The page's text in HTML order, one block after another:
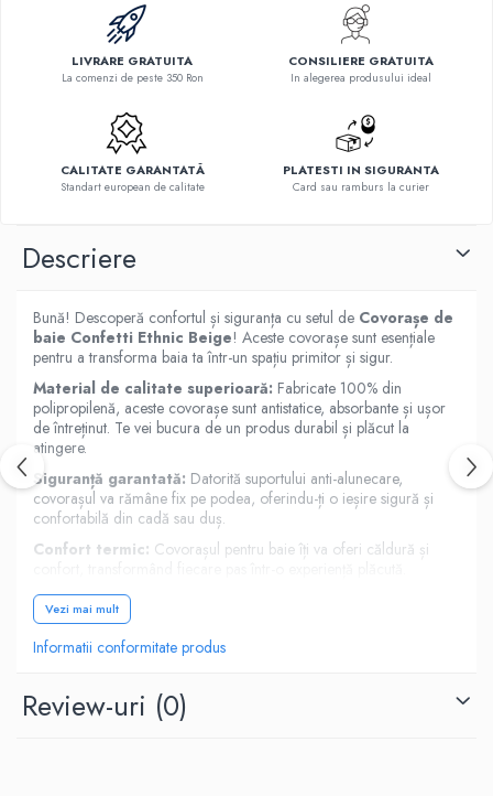
LIVRARE GRATUITA
La comenzi de peste 350 Ron
CONSILIERE GRATUITA
In alegerea produsului ideal
CALITATE GARANTATĂ
Standart european de calitate
PLATESTI IN SIGURANTA
Card sau ramburs la curier
Descriere
Bună! Descoperă confortul și siguranța cu setul de Covorașe de
baie Confetti Ethnic Beige! Aceste covorașe sunt esențiale
pentru a transforma baia ta într-un spațiu primitor și sigur.
Material de calitate superioară: Fabricate 100% din
polipropilenă, aceste covorașe sunt antistatice, absorbante și ușor
de întreținut. Te vei bucura de un produs durabil și plăcut la
atingere.
Siguranță garantată: Datorită suportului anti-alunecare,
covorașul va rămâne fix pe podea, oferindu-ți o ieșire sigură și
confortabilă din cadă sau duș.
Confort termic: Covorașul pentru baie îți va oferi căldură și
Pachet convenabil:
pentru a acoperi zonele cheie din baie și a oferi un aspect uniform
și elegant.
Aspirare regulată pentru îndepărtarea prafului și a
Vezi mai mult
Informatii conformitate produs
Review-uri (0)